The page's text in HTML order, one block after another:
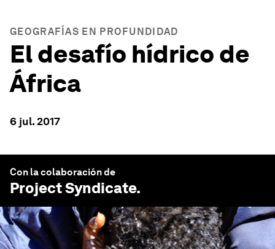
GEOGRAFÍAS EN PROFUNDIDAD
El desafío hídrico de
África
6 jul. 2017
Con la colaboración de
Project Syndicate.